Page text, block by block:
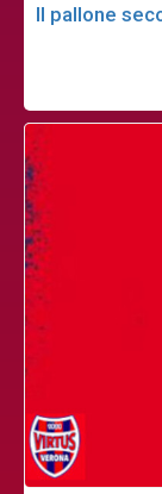
Il pallone